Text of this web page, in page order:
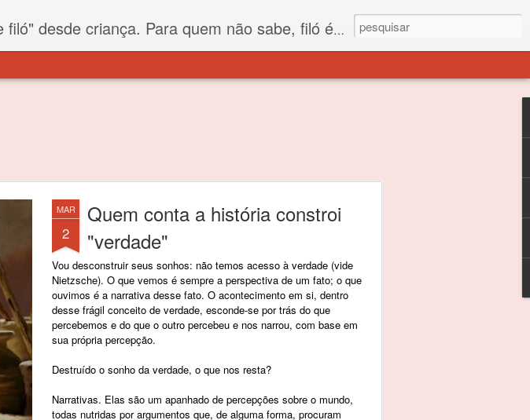
com ele, mesmo que muito exposto ao ar soprado para dentro, nunca vai se encher. Aí está o propósito deste nome... Para viver em sociedade tem que ter saco de filó.
MAR
2
Quem conta a história constroi
"verdade"
Vou desconstruir seus sonhos: não temos acesso à verdade (vide
Nietzsche). O que vemos é sempre a perspectiva de um fato; o que
ouvimos é a narrativa desse fato. O acontecimento em si, dentro
desse frágil conceito de verdade, esconde-se por trás do que
percebemos e do que o outro percebeu e nos narrou, com base em
sua própria percepção.
Destruído o sonho da verdade, o que nos resta?
Narrativas. Elas são um apanhado de percepções sobre o mundo,
todas nutridas por argumentos que, de alguma forma, procuram